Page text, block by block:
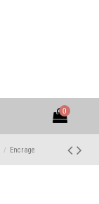
0
Encrage